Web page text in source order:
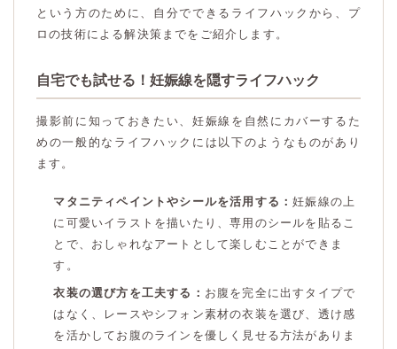
という方のために、自分でできるライフハックから、プ
ロの技術による解決策までをご紹介します。
自宅でも試せる！妊娠線を隠すライフハック
撮影前に知っておきたい、妊娠線を自然にカバーするた
めの一般的なライフハックには以下のようなものがあり
ます。
マタニティペイントやシールを活用する：妊娠線の上
に可愛いイラストを描いたり、専用のシールを貼るこ
とで、おしゃれなアートとして楽しむことができま
す。
衣装の選び方を工夫する： お腹を完全に出すタイプで
はなく、レースやシフォン素材の衣装を選び、透け感
を活かしてお腹のラインを優しく見せる方法がありま